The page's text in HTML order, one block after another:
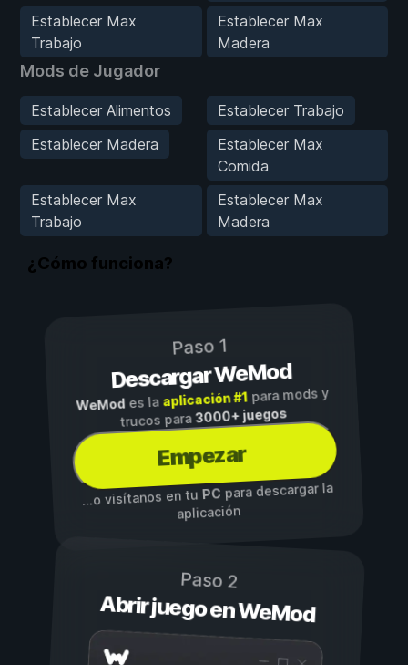
Establecer Max
Trabajo
Establecer Max
Madera
Mods de Jugador
Establecer Alimentos
Establecer Trabajo
Establecer Madera
Establecer Max
Comida
Establecer Max
Trabajo
Establecer Max
Madera
¿Cómo funciona?
Paso 1
Descargar WeMod
WeMod es la aplicación #1para mods y
trucos para3000+ juegos
Empezar
...o visítanos en tuPCpara descargar la
aplicación
Paso 2
Abrir juego en WeMod